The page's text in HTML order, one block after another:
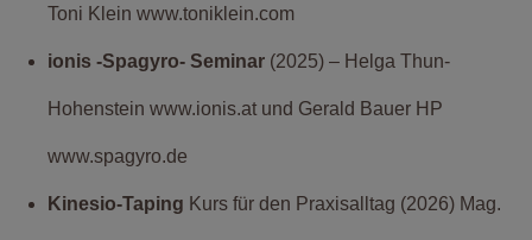
Toni Klein www.toniklein.com
ionis -Spagyro- Seminar(2025) – Helga Thun-
Hohenstein www.ionis.at und Gerald Bauer HP
www.spagyro.de
Kinesio-Taping Kurs für den Praxisalltag (2026) Mag.